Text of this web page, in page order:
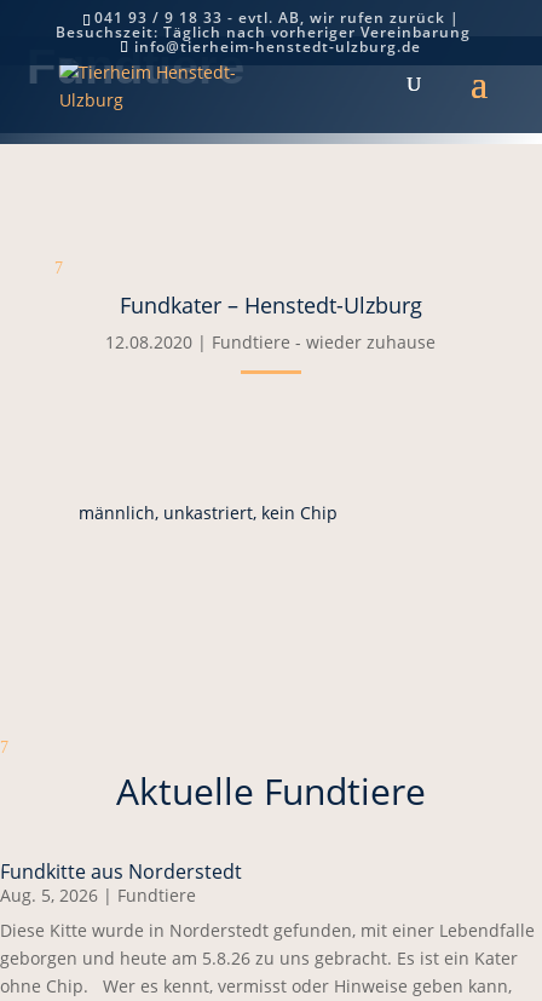
041 93 / 9 18 33 - evtl. AB, wir rufen zurück |
Besuchszeit: Täglich nach vorheriger Vereinbarung
info@tierheim-henstedt-ulzburg.de
Fundtiere
7
Fundkater – Henstedt-Ulzburg
12.08.2020 | Fundtiere - wieder zuhause
männlich, unkastriert, kein Chip
7
Aktuelle Fundtiere
Fundkitte aus Norderstedt
Aug. 5, 2026 | Fundtiere
Diese Kitte wurde in Norderstedt gefunden, mit einer Lebendfalle
geborgen und heute am 5.8.26 zu uns gebracht. Es ist ein Kater
ohne Chip. Wer es kennt, vermisst oder Hinweise geben kann,